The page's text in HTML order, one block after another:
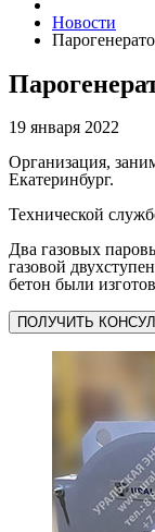
Новости
19 января 2022
Организация,
Екатеринбург.
Технической
Два газовых
газовой
бетон были
ПОЛУЧИТЬ